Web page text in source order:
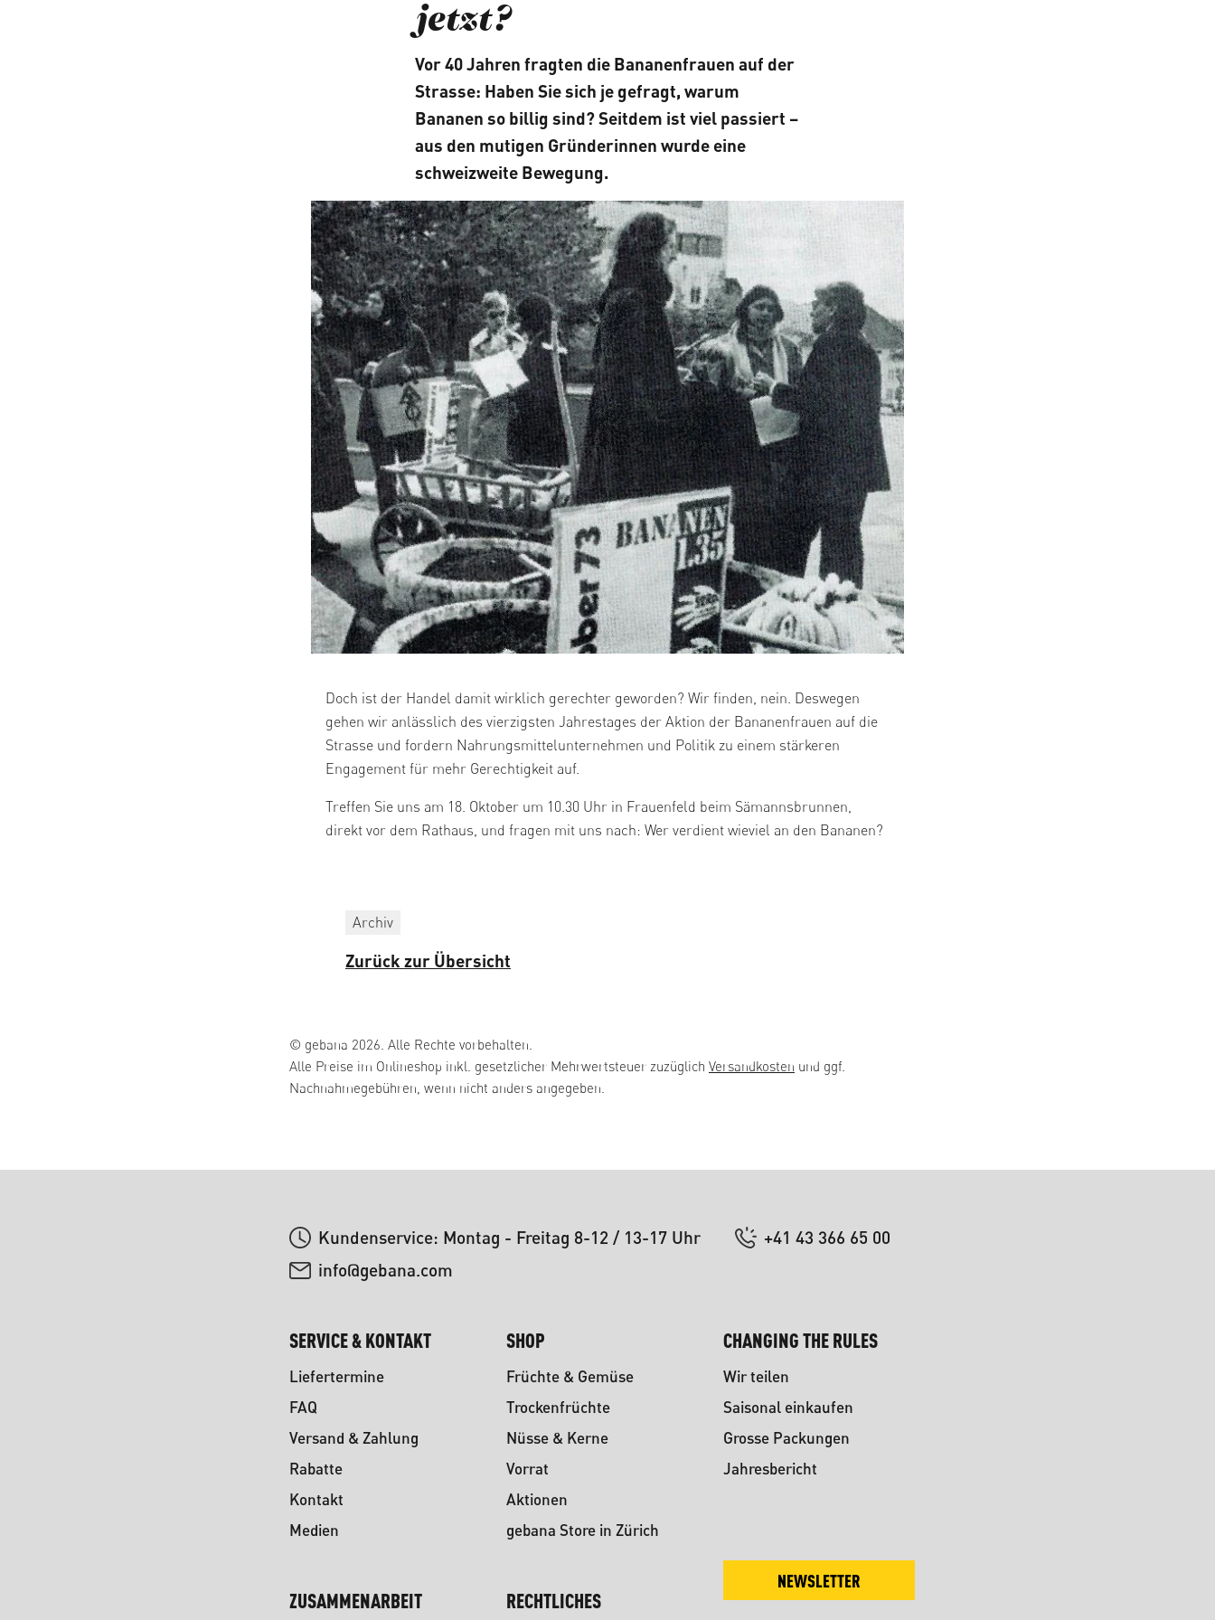
jetzt?
Vor 40 Jahren fragten die Bananenfrauen auf der
Strasse: Haben Sie sich je gefragt, warum
Bananen so billig sind? Seitdem ist viel passiert –
aus den mutigen Gründerinnen wurde eine
schweizweite Bewegung.
Doch ist der Handel damit wirklich gerechter geworden? Wir finden, nein. Deswegen
gehen wir anlässlich des vierzigsten Jahrestages der Aktion der Bananenfrauen auf die
Strasse und fordern Nahrungsmittelunternehmen und Politik zu einem stärkeren
Engagement für mehr Gerechtigkeit auf.
Treffen Sie uns am 18. Oktober um 10.30 Uhr in Frauenfeld beim Sämannsbrunnen,
direkt vor dem Rathaus, und fragen mit uns nach: Wer verdient wieviel an den Bananen?
Archiv
Zurück zur Übersicht
© gebana 2026. Alle Rechte vorbehalten.
Alle Preise im Onlineshop inkl. gesetzlicher Mehrwertsteuer zuzüglich Versandkosten und ggf.
Nachnahmegebühren, wenn nicht anders angegeben.
Kundenservice: Montag - Freitag 8-12 / 13-17 Uhr
+41 43 366 65 00
info@gebana.com
SERVICE & KONTAKT
Liefertermine
FAQ
Versand & Zahlung
Rabatte
Kontakt
Medien
SHOP
Früchte & Gemüse
Trockenfrüchte
Nüsse & Kerne
Vorrat
Aktionen
gebana Store in Zürich
CHANGING THE RULES
Wir teilen
Saisonal einkaufen
Grosse Packungen
Jahresbericht
ZUSAMMENARBEIT RECHTLICHES
NEWSLETTER